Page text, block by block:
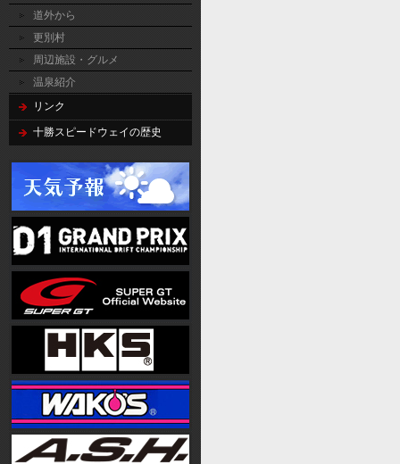
道外から
更別村
周辺施設・グルメ
温泉紹介
リンク
十勝スピードウェイの歴史